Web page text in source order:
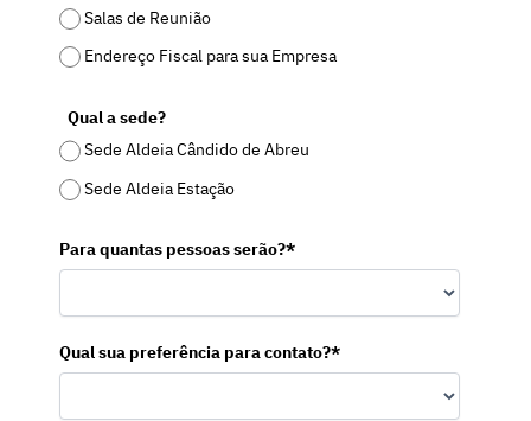
Salas de Reunião
Endereço Fiscal para sua Empresa
Qual a sede?
Sede Aldeia Cândido de Abreu
Sede Aldeia Estação
Para quantas pessoas serão?*
Qual sua preferência para contato?*